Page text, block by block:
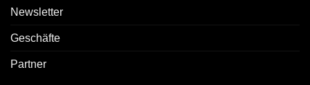
Newsletter
Geschäfte
Partner